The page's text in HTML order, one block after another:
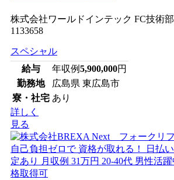
株式会社ワールドインテック FC技術
1133658
スペシャル
給与
年収例5,900,000円
勤務地
広島県 東広島市
寮・社宅 あり
詳しく
見る